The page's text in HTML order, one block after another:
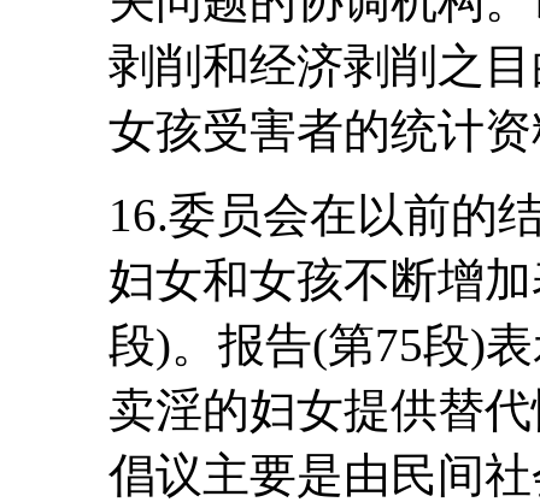
剥削和经济剥削之
女孩受害者的统计
16.委员会在以前的
妇女和女孩不断增
段)。报告(第75段)
卖淫的妇女提供替
倡议主要是由民间